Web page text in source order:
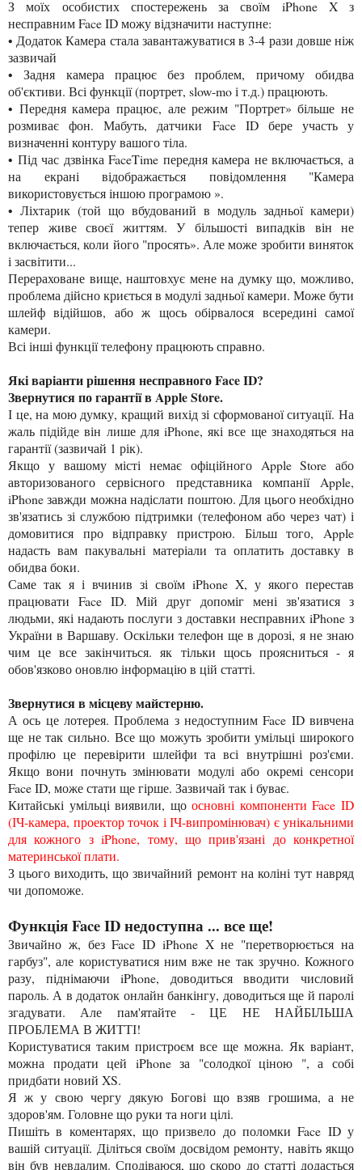
З моїх особистих спостережень за своїм iPhone X з
несправним Face ID можу відзначити наступне:
• Додаток Камера стала завантажуватися в 3-4 рази довше ніж
зазвичай
• Задня камера працює без проблем, причому обидва
об'єктиви. Всі функції (портрет, slow-mo і т.д.) працюють.
• Передня камера працює, але режим "Портрет» більше не
розмиває фон. Мабуть, датчики Face ID бере участь у
визначенні контуру вашого тіла.
• Під час дзвінка FaceTime передня камера не включається, а
на екрані відображається повідомлення "Камера
використовується іншою програмою ».
• Ліхтарик (той що вбудований в модуль задньої камери)
тепер живе своєї життям. У більшості випадків він не
включається, коли його "просять». Але може зробити виняток
і засвітити...
Перераховане вище, наштовхує мене на думку що, можливо,
проблема дійсно криється в модулі задньої камери. Може бути
шлейф відійшов, або ж щось обірвалося всередині самої
камери.
Всі інші функції телефону працюють справно.
Які варіанти рішення несправного Face ID?
Звернутися по гарантії в Apple Store.
І це, на мою думку, кращий вихід зі сформованої ситуації. На
жаль підійде він лише для iPhone, які все ще знаходяться на
гарантії (зазвичай 1 рік).
Якщо у вашому місті немає офіційного Apple Store або
авторизованого сервісного представника компанії Apple,
iPhone завжди можна надіслати поштою. Для цього необхідно
зв'язатись зі службою підтримки (телефоном або через чат) і
домовитися про відправку пристрою. Більш того, Apple
надасть вам пакувальні матеріали та оплатить доставку в
обидва боки.
Саме так я і вчинив зі своїм iPhone X, у якого перестав
працювати Face ID. Мій друг допоміг мені зв'язатися з
людьми, які надають послуги з доставки несправних iPhone з
України в Варшаву. Оскільки телефон ще в дорозі, я не знаю
чим це все закінчиться. як тільки щось проясниться - я
обов'язково оновлю інформацію в цій статті.
Звернутися в місцеву майстерню.
А ось це лотерея. Проблема з недоступним Face ID вивчена
ще не так сильно. Все що можуть зробити умільці широкого
профілю це перевірити шлейфи та всі внутрішні роз'єми.
Якщо вони почнуть змінювати модулі або окремі сенсори
Face ID, може стати ще гірше. Зазвичай так і буває.
Китайські умільці виявили, щоосновні компоненти Face ID
(ІЧ-камера, проектор точок і ІЧ-випромінювач) є унікальними
для кожного з iPhone, тому, що прив'язані до конкретної
материнської плати.
З цього виходить, що звичайний ремонт на коліні тут навряд
чи допоможе.
Функція Face ID недоступна ... все ще!
Звичайно ж, без Face ID iPhone X не "перетворюється на
гарбуз", але користуватися ним вже не так зручно. Кожного
разу, піднімаючи iPhone, доводиться вводити числовий
пароль. А в додаток онлайн банкінгу, доводиться ще й паролі
згадувати. Але пам'ятайте - ЦЕ НЕ НАЙБІЛЬША
ПРОБЛЕМА В ЖИТТІ!
Користуватися таким пристроєм все ще можна. Як варіант,
можна продати цей iPhone за "солодкої ціною ", а собі
придбати новий XS.
Я ж у свою чергу дякую Богові що взяв грошима, а не
здоров'ям. Головне що руки та ноги цілі.
Пишіть в коментарях, що призвело до поломки Face ID у
вашій ситуації. Діліться своїм досвідом ремонту, навіть якщо
він був невдалим. Сподіваюся, що скоро до статті додасться